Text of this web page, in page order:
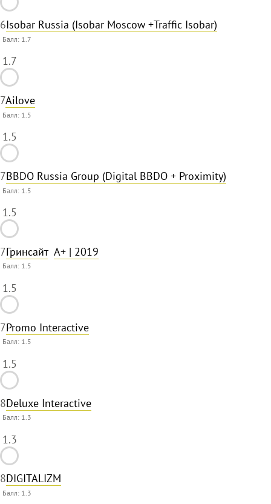
6Isobar Russia (Isobar Moscow +Traffic Isobar)
Балл: 1.7
1.7
7Ailove
Балл: 1.5
1.5
7BBDO Russia Group (Digital BBDO + Proximity)
Балл: 1.5
1.5
7Гринсайт A+ | 2019
Балл: 1.5
1.5
7Promo Interactive
Балл: 1.5
1.5
8Deluxe Interactive
Балл: 1.3
1.3
8DIGITALIZM
Балл: 1.3